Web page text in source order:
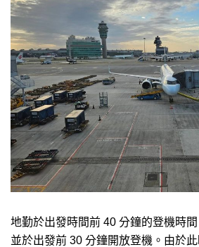
地勤於出發時間前 40 分鐘的登機時
並於出發前 30 分鐘開放登機。由於